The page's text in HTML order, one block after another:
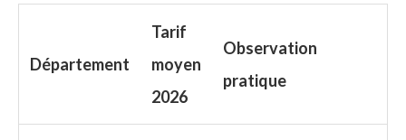
Département
Tarif
moyen
2026
Observation
pratique